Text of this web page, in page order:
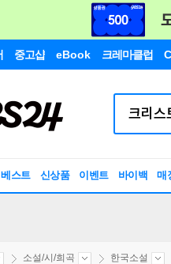
중고샵 eBook 크레마클럽
베스트 신상품 이벤트 바이백 매
소설/시/희곡 한국소설